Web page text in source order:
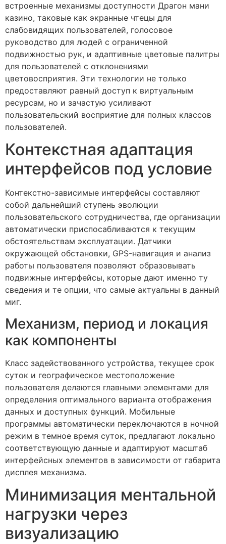
встроенные механизмы доступности Драгон мани
казино, таковые как экранные чтецы для
слабовидящих пользователей, голосовое
руководство для людей с ограниченной
подвижностью рук, и адаптивные цветовые палитры
для пользователей с отклонениями
цветовосприятия. Эти технологии не только
предоставляют равный доступ к виртуальным
ресурсам, но и зачастую усиливают
пользовательский восприятие для полных классов
пользователей.
Контекстная адаптация
интерфейсов под условие
Контекстно-зависимые интерфейсы составляют
собой дальнейший ступень эволюции
пользовательского сотрудничества, где организации
автоматически приспосабливаются к текущим
обстоятельствам эксплуатации. Датчики
окружающей обстановки, GPS-навигация и анализ
работы пользователя позволяют образовывать
подвижные интерфейсы, которые дают именно ту
сведения и те опции, что самые актуальны в данный
миг.
Механизм, период и локация
как компоненты
Класс задействованного устройства, текущее срок
суток и географическое местоположение
пользователя делаются главными элементами для
определения оптимального варианта отображения
данных и доступных функций. Мобильные
программы автоматически переключаются в ночной
режим в темное время суток, предлагают локально
соответствующую данные и адаптируют масштаб
интерфейсных элементов в зависимости от габарита
дисплея механизма.
Минимизация ментальной
нагрузки через
визуализацию